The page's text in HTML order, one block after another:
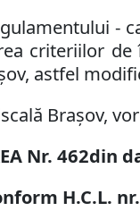
-
criteriilor
astfel
Braşov,
Nr. 462din
H.C.L. nr.